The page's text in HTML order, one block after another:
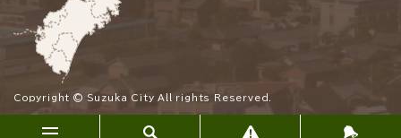
Copyright © Suzuka City All rights Reserved.